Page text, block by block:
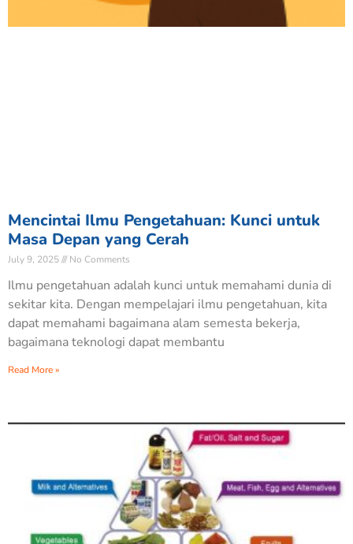
Mencintai Ilmu Pengetahuan: Kunci untuk
Masa Depan yang Cerah
July 9, 2025 No Comments
Ilmu pengetahuan adalah kunci untuk memahami dunia di
sekitar kita. Dengan mempelajari ilmu pengetahuan, kita
dapat memahami bagaimana alam semesta bekerja,
bagaimana teknologi dapat membantu
Read More »